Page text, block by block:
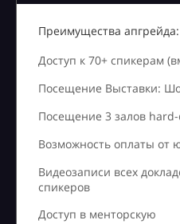
Преимущества апгрейда:
Доступ к 70+ спикерам
Посещение Выставки:
Посещение 3 залов
Возможность оплаты от
Видеозаписи всех
спикеров
Доступ в менторскую